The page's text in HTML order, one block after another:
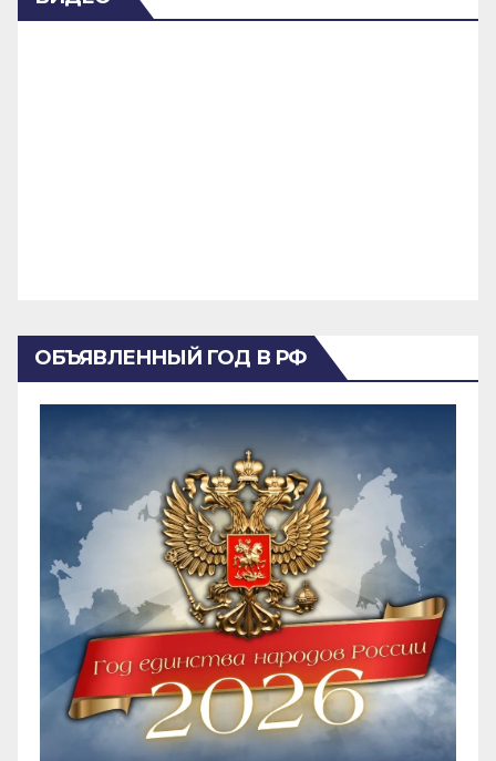
ОБЪЯВЛЕННЫЙ ГОД В РФ